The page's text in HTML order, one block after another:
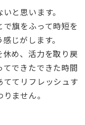
と思います。
で旗をふって時短を
じがします。
め、活力を取り戻
できたできた時間
てリフレッシュす
ません。